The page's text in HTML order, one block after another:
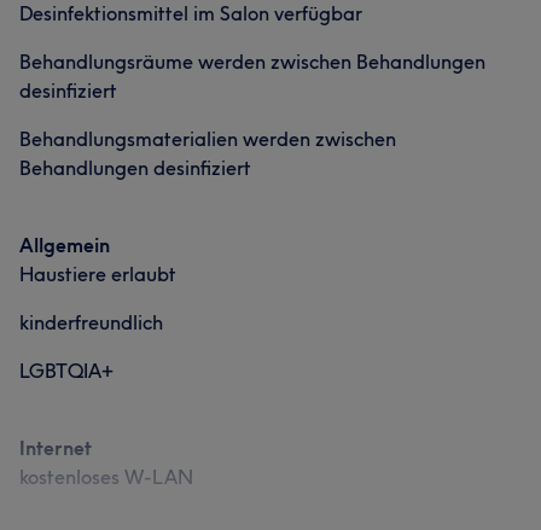
Desinfektionsmittel im Salon verfügbar
Behandlungsräume werden zwischen Behandlungen
desinfiziert
Behandlungsmaterialien werden zwischen
Behandlungen desinfiziert
Allgemein
Haustiere erlaubt
kinderfreundlich
LGBTQIA+
Internet
kostenloses W-LAN